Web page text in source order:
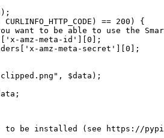
== 200) {
want to be able to use the
amz-meta-id'][0];
amz-meta-secret'][0];
$data);
to be installed (see https://